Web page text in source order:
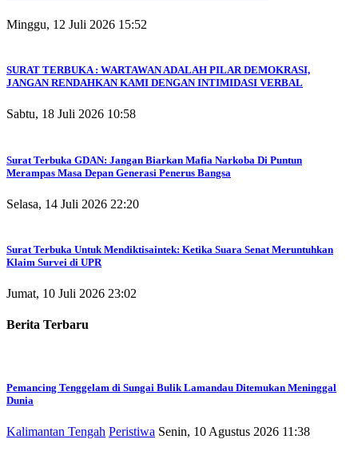
Minggu, 12 Juli 2026 15:52
SURAT TERBUKA : WARTAWAN ADALAH PILAR DEMOKRASI,
JANGAN RENDAHKAN KAMI DENGAN INTIMIDASI VERBAL
Sabtu, 18 Juli 2026 10:58
Surat Terbuka GDAN: Jangan Biarkan Mafia Narkoba Di Puntun
Merampas Masa Depan Generasi Penerus Bangsa
Selasa, 14 Juli 2026 22:20
Surat Terbuka Untuk Mendiktisaintek: Ketika Suara Senat Meruntuhkan
Klaim Survei di UPR
Jumat, 10 Juli 2026 23:02
Berita Terbaru
Pemancing Tenggelam di Sungai Bulik Lamandau Ditemukan Meninggal
Dunia
Kalimantan Tengah Peristiwa Senin, 10 Agustus 2026 11:38